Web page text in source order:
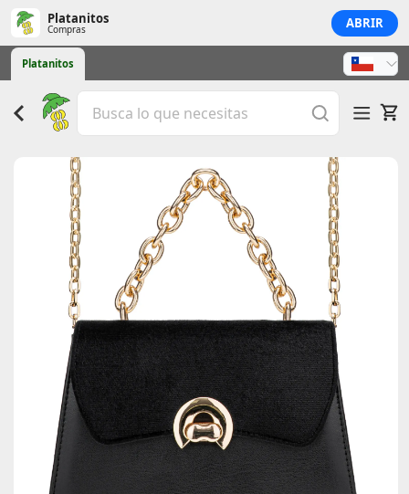
Platanitos
Compras ABRIR
Platanitos